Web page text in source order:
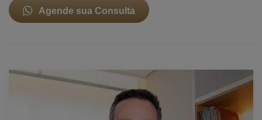
Agende sua Consulta